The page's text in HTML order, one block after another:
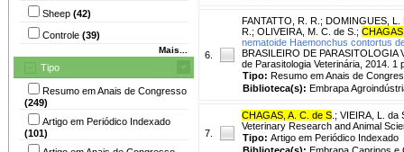
Sheep (42)
Controle (39)
Mais...
Tipo
Resumo em Anais de Congresso
(249)
Artigo em Periódico Indexado
(101)
6.
FANTATTO, R. R. ; DOMINGUES, L.
R. ; OLIVEIRA, M. C. de S. ;
nematoide Haemonchus contortus
BRASILEIRO DE PARASITOLOGIA
de Parasitologia Veterinária, 2014. 1
Tipo: Resumo em Anais de
Biblioteca(s): Embrapa
7.
CHAGAS, A. C. de S ; VIEIRA, L. da
Veterinary Research and Animal
Tipo: Artigo em Periódico Indexado
Biblioteca(s): Embrapa Caprinos e